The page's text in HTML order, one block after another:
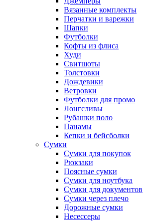
Вязанные комплекты
Перчатки и варежки
Шапки
Футболки
Кофты из флиса
Худи
Свитшоты
Толстовки
Дождевики
Ветровки
Футболки для промо
Лонгсливы
Рубашки поло
Панамы
Кепки и бейсболки
Сумки
Сумки для покупок
Рюкзаки
Поясные сумки
Сумки для ноутбука
Сумки для документов
Сумки через плечо
Дорожные сумки
Несессеры